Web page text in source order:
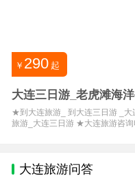
￥ 290 起
大连三日游_老虎滩海
滩三日游
★到大连旅游_ 到大连三日游 _大
旅游_大连三日游 ★大连旅游咨
大连旅游问答